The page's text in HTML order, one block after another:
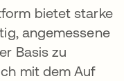
bietet starke
angemessene
Basis zu
mit dem Auf